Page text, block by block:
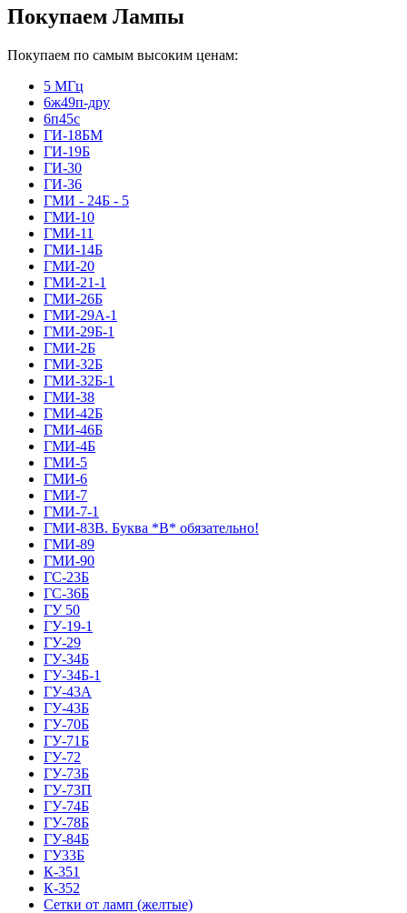
Покупаем Лампы
Покупаем по самым высоким ценам:
5 МГц
6ж49п-дру
6п45с
ГИ-18БМ
ГИ-19Б
ГИ-30
ГИ-36
ГМИ - 24Б - 5
ГМИ-10
ГМИ-11
ГМИ-14Б
ГМИ-20
ГМИ-21-1
ГМИ-26Б
ГМИ-29А-1
ГМИ-29Б-1
ГМИ-2Б
ГМИ-32Б
ГМИ-32Б-1
ГМИ-38
ГМИ-42Б
ГМИ-46Б
ГМИ-4Б
ГМИ-5
ГМИ-6
ГМИ-7
ГМИ-7-1
ГМИ-83В. Буква *В* обязательно!
ГМИ-89
ГМИ-90
ГС-23Б
ГС-36Б
ГУ 50
ГУ-19-1
ГУ-29
ГУ-34Б
ГУ-34Б-1
ГУ-43А
ГУ-43Б
ГУ-70Б
ГУ-71Б
ГУ-72
ГУ-73Б
ГУ-73П
ГУ-74Б
ГУ-78Б
ГУ-84Б
ГУ33Б
К-351
К-352
Сетки от ламп (желтые)